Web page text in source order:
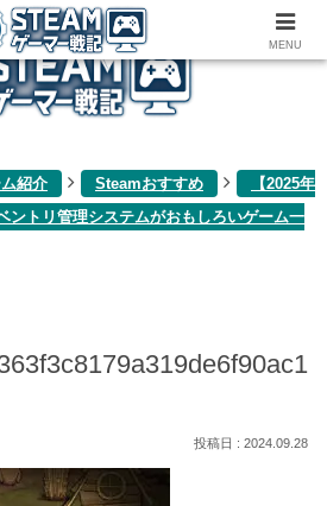
ーム関連雑記ブログ
紹介 Steamおすすめ
【2025年
ントリ管理システムがおもしろいゲーム一
2024.09.28
MENU